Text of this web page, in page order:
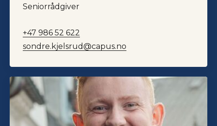
Seniorrådgiver
+47 986 52 622
sondre.kjelsrud@capus.no